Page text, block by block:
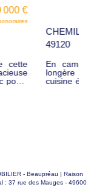
309 000 €
TTC d'honoraires
de cette
d'une spacieuse
salon avec poêle
le tout sur
- Beaupréau | Raison
: 37 rue des Mauges - 49600